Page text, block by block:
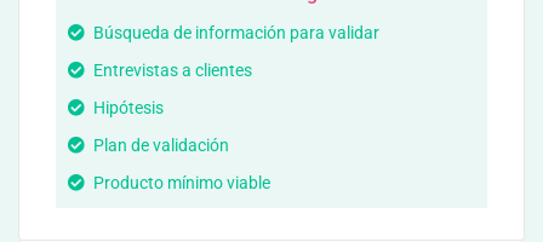
Búsqueda de información para validar
Entrevistas a clientes
Hipótesis
Plan de validación
Producto mínimo viable